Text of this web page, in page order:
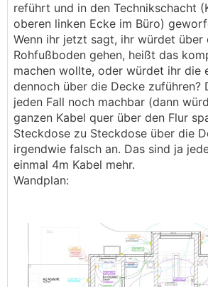
reführt und in den Technikschacht
oberen linken Ecke im Büro)
Wenn ihr jetzt sagt, ihr würdet über
Rohfußboden gehen, heißt das
machen wollte, oder würdet ihr die
dennoch über die Decke zuführen?
jeden Fall noch machbar (dann
ganzen Kabel quer über den Flur
Steckdose zu Steckdose über die
irgendwie falsch an. Das sind ja
einmal 4m Kabel mehr.
Wandplan: